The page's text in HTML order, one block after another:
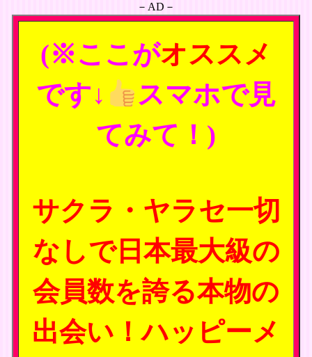
－AD－
(※ここがオススメ
です↓
スマホで見
てみて！)
サクラ・ヤラセ一切
なしで日本最大級の
会員数を誇る本物の
出会い！ハッピーメ